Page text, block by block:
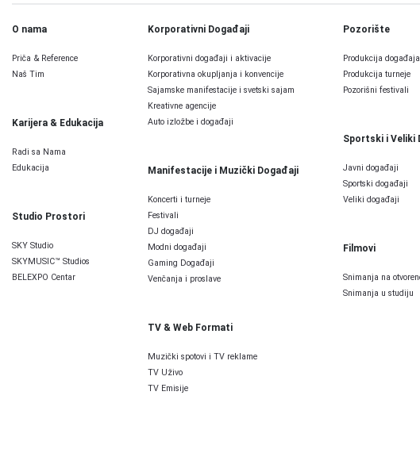
O nama
Priča & Reference
Naš Tim
Karijera & Edukacija
Radi sa Nama
Edukacija
Studio Prostori
SKY Studio
SKYMUSIC™ Studios
BELEXPO Centar
Korporativni Događaji
Korporativni događaji i aktivacije
Korporativna okupljanja i konvencije
Sajamske manifestacije i svetski sajam
Kreativne agencije
Auto izložbe i događaji
Manifestacije i Muzički Događaji
Koncerti i turneje
Festivali
DJ događaji
Modni događaji
Gaming Događaji
Venčanja i proslave
TV & Web Formati
Muzički spotovi i TV reklame
TV Uživo
TV Emisije
Pozorište
Produkcija događaja
Produkcija turneje
Pozorišni festivali
Sportski i Veliki
Javni događaji
Sportski događaji
Veliki događaji
Filmovi
Snimanja na
Snimanja u studiju